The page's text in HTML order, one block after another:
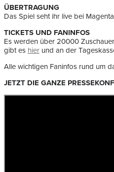
ÜBERTRAGUNG
Das Spiel seht ihr live bei
TICKETS UND FANINFOS
Es werden über 20000
gibt es hier und an der
Alle wichtigen Faninfos rund um
JETZT DIE GANZE